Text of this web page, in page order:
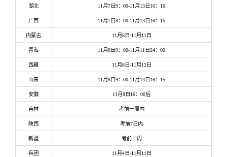
湖北 11月7日9：00-11月13日16：10
广西 11月7日8：00-11月13日16：15
内蒙古 11月8日-11月11日
青海 11月8日9：00-11月11日24：00
西藏 11月8日-11月12日
山东 11月8日9：00-11月13日16：15
安徽 11月8日16：00后
吉林 考前一周内
陕西 考前7日内
新疆 考前一周
兵团 11月4日-11月11日